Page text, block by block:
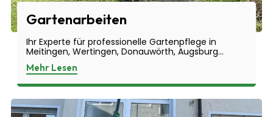
Gartenarbeiten
Ihr Experte für professionelle Gartenpflege in
Meitingen, Wertingen, Donauwörth, Augsburg...
Mehr Lesen